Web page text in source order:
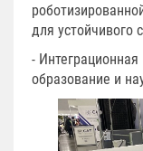
для устойчивого
-
образование и